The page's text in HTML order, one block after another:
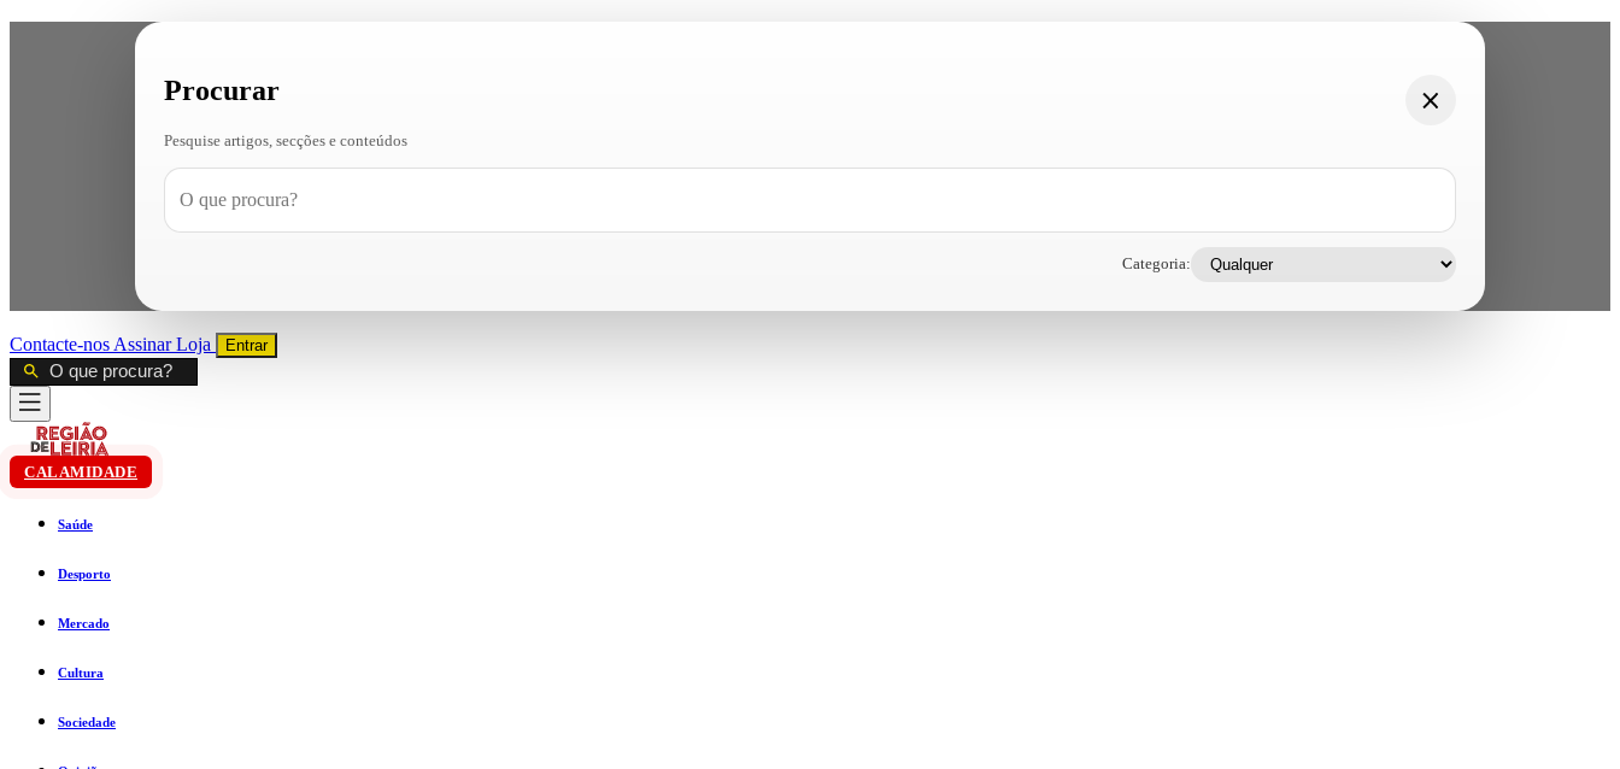
Procurar
Pesquise artigos, secções e conteúdos
Categoria:
Contacte-nos AssinarLoja Entrar
CALAMIDADE
Saúde
Desporto
Mercado
Cultura
Sociedade